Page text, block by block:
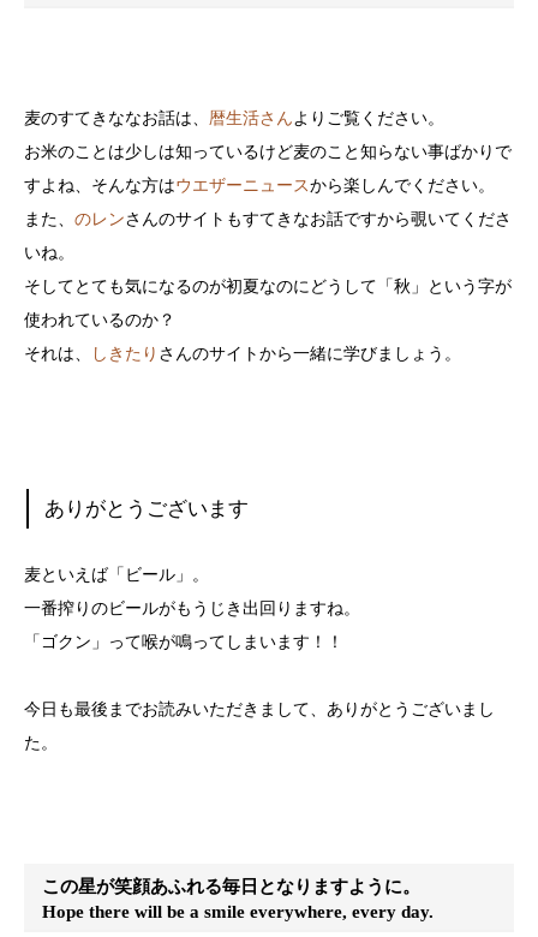
麦のすてきななお話は、 暦生活さんよりご覧ください。
お米のことは少しは知っているけど麦のこと知らない事ばかりで
すよね、そんな方はウエザーニュースから楽しんでください。
また、 のレンさんのサイトもすてきなお話ですから覗いてくださ
いね。
そしてとても気になるのが初夏なのにどうして「秋」という字が
使われているのか？
それは、
しきたり さんのサイトから一緒に学びましょう。
ありがとうございます
麦といえば「ビール」。
一番搾りのビールがもうじき出回りますね。
「ゴクン」って喉が鳴ってしまいます！！
今日も最後までお読みいただきまして、ありがとうございまし
た。
この星が笑顔あふれる毎日となりますように。
Hope there will be a smile everywhere, every day.